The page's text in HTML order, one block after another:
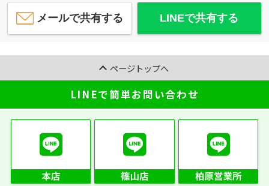
メールで共有する LINEで共有する
ページトップへ
LINEで簡単お問い合わせ